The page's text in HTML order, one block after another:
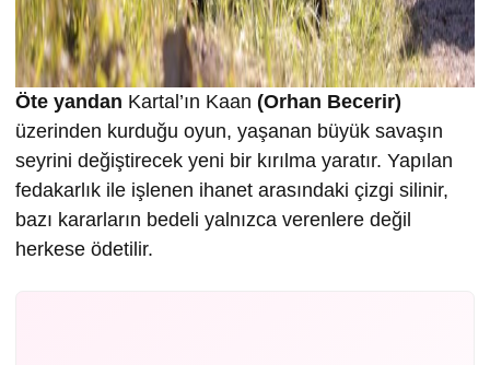
Öte yandan Kartal’ın Kaan (Orhan Becerir)
üzerinden kurduğu oyun, yaşanan büyük savaşın
seyrini değiştirecek yeni bir kırılma yaratır. Yapılan
fedakarlık ile işlenen ihanet arasındaki çizgi silinir,
bazı kararların bedeli yalnızca verenlere değil
herkese ödetilir.